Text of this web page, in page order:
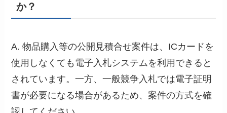
か？
A. 物品購入等の公開見積合せ案件は、ICカードを
使用しなくても電子入札システムを利用できると
されています。一方、一般競争入札では電子証明
書が必要になる場合があるため、案件の方式を確